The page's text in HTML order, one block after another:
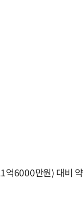
억6000만원) 대비